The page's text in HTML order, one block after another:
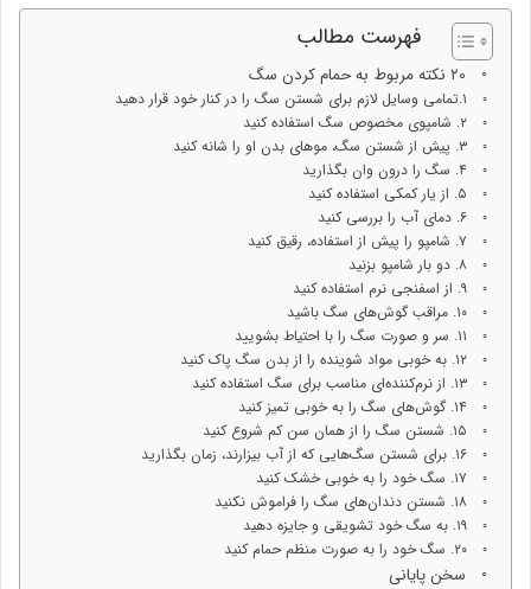
فهرست مطالب
۲۰ نکته مربوط به حمام کردن سگ
۱.تمامی وسایل لازم برای شستن سگ را در کنار خود قرار دهید
۲. شامپوی مخصوص سگ استفاده کنید
۳. پیش از شستن سگ، موهای بدن او را شانه کنید
۴. سگ را درون وان بگذارید
۵. از یار کمکی استفاده کنید
۶. دمای آب را بررسی کنید
۷. شامپو را پیش از استفاده، رقیق کنید
۸. دو بار شامپو بزنید
۹. از اسفنجی نرم استفاده کنید
۱۰. مراقب گوش‌های سگ باشید
۱۱. سر و صورت سگ را با احتیاط بشویید
۱۲. به خوبی مواد شوینده را از بدن سگ پاک کنید
۱۳. از نرم‌کننده‌ای مناسب برای سگ استفاده کنید
۱۴. گوش‌های سگ را به خوبی تمیز کنید
۱۵. شستن سگ را از همان سن کم شروع کنید
۱۶. برای شستن سگ‌هایی که از آب بیزارند، زمان بگذارید
۱۷. سگ خود را به خوبی خشک کنید
۱۸. شستن دندان‌های سگ را فراموش نکنید
۱۹. به سگ خود تشویقی و جایزه دهید
۲۰. سگ خود را به صورت منظم حمام کنید
سخن پایانی